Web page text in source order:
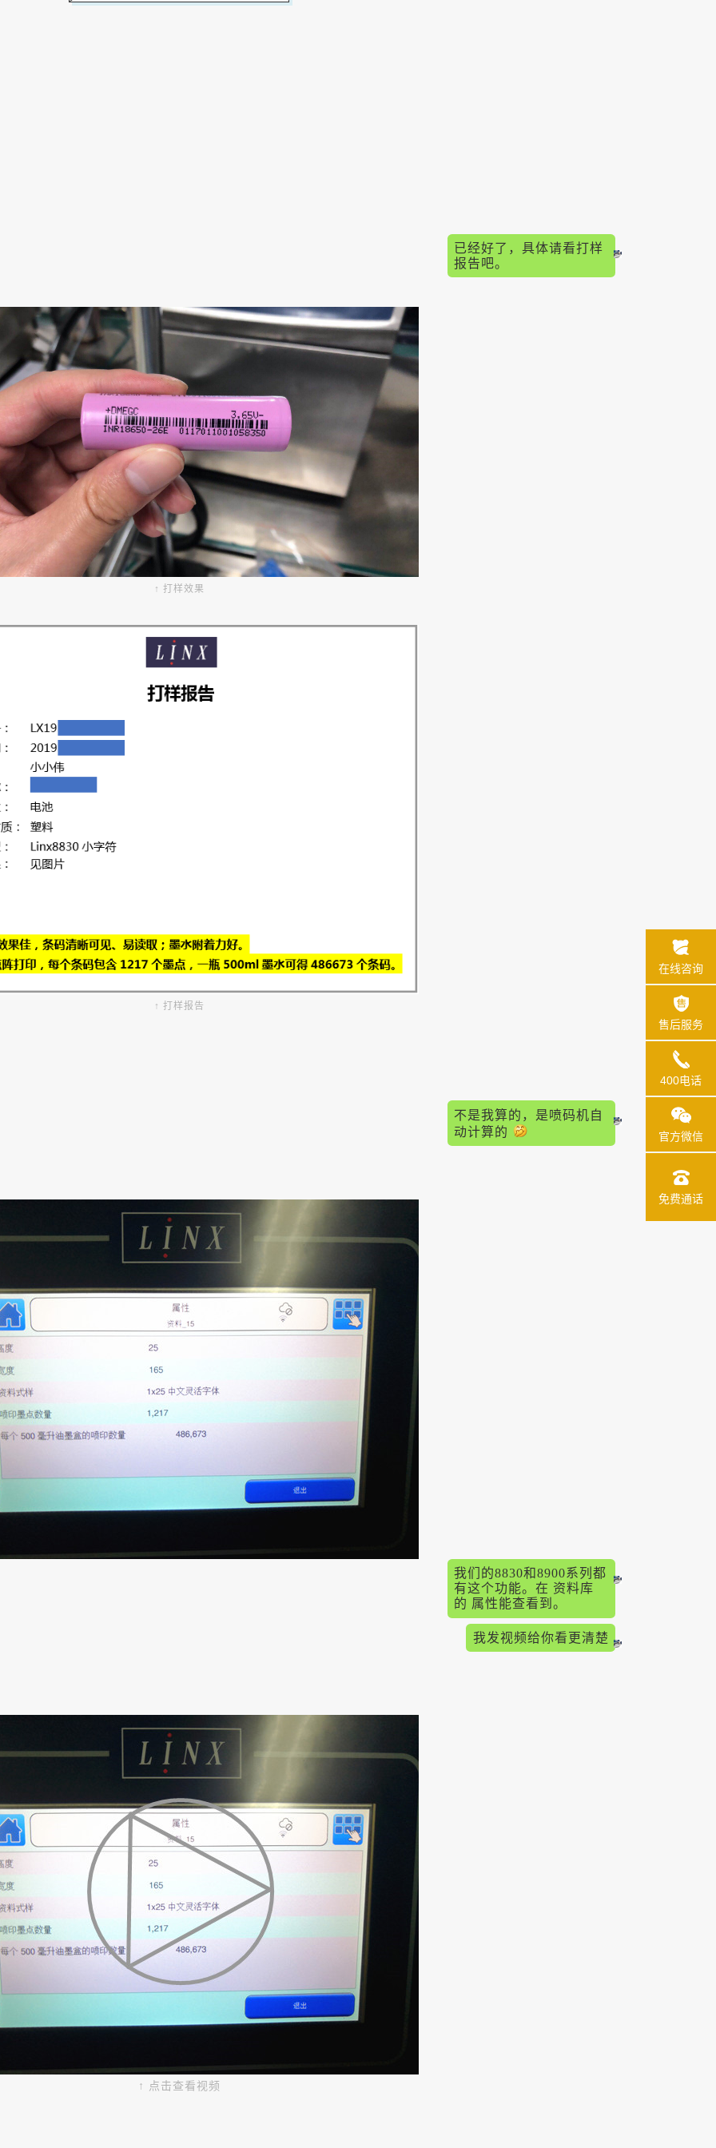
已经好了，具体请看打样
报告吧。
↑ 打样效果
↑ 打样报告
不是我算的，是喷码机自
动计算的
我们的8830和8900系列都
有这个功能。在 资料库
的 属性能查看到。
我发视频给你看更清楚
↑ 点击查看视频
在线咨询
售后服务
400电话
官方微信
免费通话